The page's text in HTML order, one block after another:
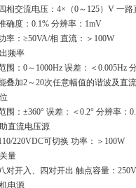
相交流电压：4×（0～125）V 一
确度：0.1% 分辨率：1mV
率：≥50VA/相 直流：＞100W
频率
围：0～1000Hz 误差：＜0.005Hz
叠加2～20次任意幅值的谐波及直流
围：±360° 误差：＜0.2° 分辨率：
直流电压源
220VDC可切换 功率：＞100W
量
对开入、四对开出 触点容量：
电源